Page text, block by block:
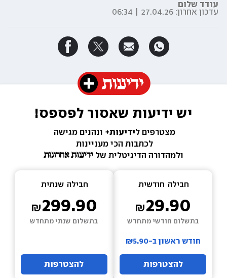
עודד שלום
עדכון אחרון:27.04.26 | 06:34
יש ידיעות שאסור לפספס!
מצטרפים לידיעות+ ונהנים מגישה
לכתבות הכי מעניינות
ולמהדורה הדיגיטלית של
חבילה חודשית
29.90
בתשלום חודשי מתחדש
חודש ראשון ב-₪5.90
להצטרפות
חבילה שנתית
299.90
בתשלום שנתי מתחדש
להצטרפות